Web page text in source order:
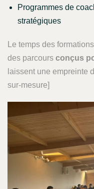
Programmes de
stratégiques
Le temps des
des parcours conçus
laissent une empreinte
sur-mesure]